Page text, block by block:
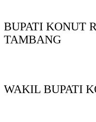
BUPATI KONUT
TAMBANG
WAKIL BUPATI